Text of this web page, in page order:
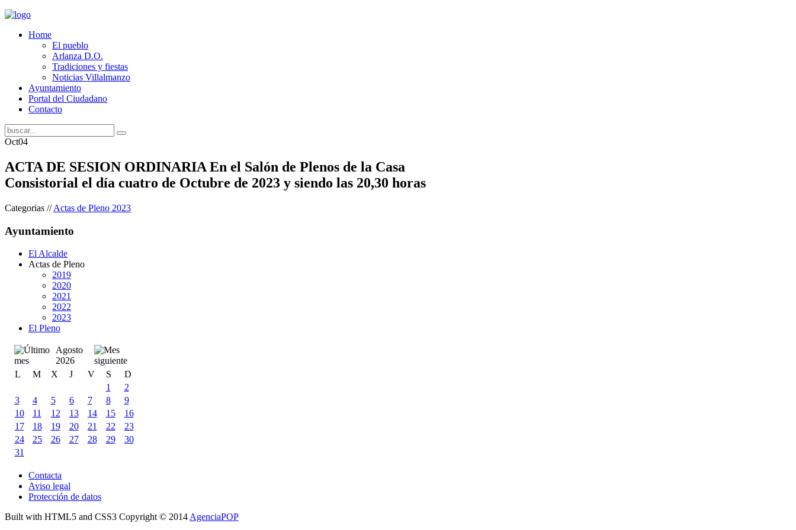
Home
El pueblo
Arlanza D.O.
Tradiciones y fiestas
Noticias Villalmanzo
Ayuntamiento
Portal del Ciudadano
Contacto
Oct04
ACTA DE SESION ORDINARIA En el Salón de Plenos de la Casa
Consistorial el día cuatro de Octubre de 2023 y siendo las 20,30 horas
Categorias //Actas de Pleno 2023
Ayuntamiento
El Alcalde
Actas de Pleno
2019
2020
2021
2022
2023
El Pleno
Agosto
2026
L
M X J V S
D
1
2
3
4 5 6 7 8
9
10
11 12 13 14 15
16
17
18 19 20 21 22
23
24
25 26 27 28 29
30
31
Contacta
Aviso legal
Protección de datos
Built with HTML5 and CSS3 Copyright © 2014 AgenciaPOP